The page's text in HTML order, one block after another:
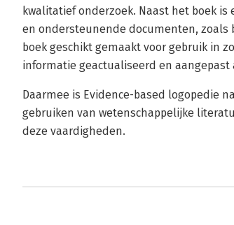
kwalitatief onderzoek. Naast het boek
en ondersteunende documenten,
boek geschikt gemaakt voor gebruik in
informatie geactualiseerd en
Daarmee is Evidence-based logopedie
gebruiken van wetenschappelijke
deze vaardigheden.